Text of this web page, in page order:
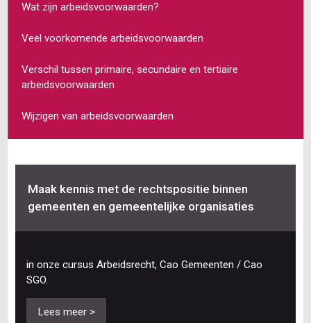
Wat zijn arbeidsvoorwaarden?
Veel voorkomende arbeidsvoorwaarden
Verschil tussen primaire, secundaire en tertiaire
arbeidsvoorwaarden
Wijzigen van arbeidsvoorwaarden
Maak kennis met de rechtspositie binnen
gemeenten en gemeentelijke organisaties
in onze cursus Arbeidsrecht, Cao Gemeenten / Cao
SGO.
Lees meer >